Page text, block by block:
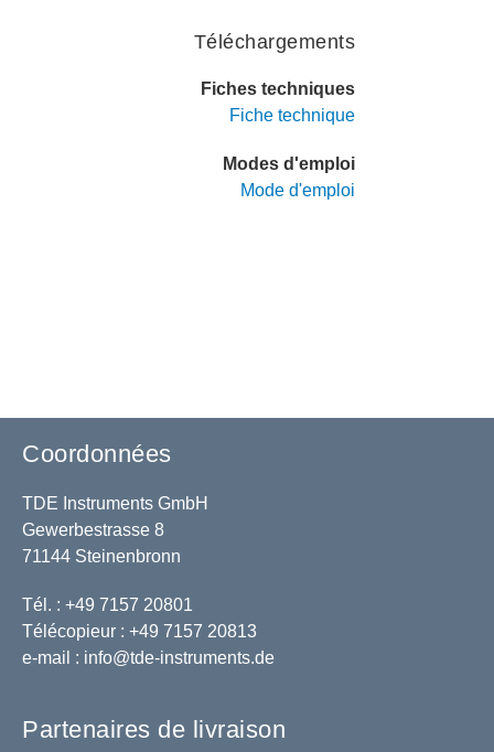
Téléchargements
Fiches techniques
Fiche technique
Modes d'emploi
Mode d'emploi
Coordonnées
TDE Instruments GmbH
Gewerbestrasse 8
71144 Steinenbronn
Tél. : +49 7157 20801
Télécopieur : +49 7157 20813
e-mail : info@tde-instruments.de
Partenaires de livraison